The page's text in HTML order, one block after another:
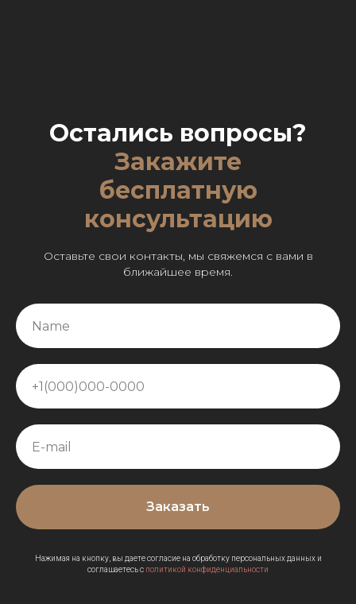
Остались вопросы?
Закажите
бесплатную
консультацию
Оставьте свои контакты, мы свяжемся с вами в
ближайшее время.
Заказать
Нажимая на кнопку, вы даете согласие на обработку персональных данных и
соглашаетесь c политикой конфиденциальности